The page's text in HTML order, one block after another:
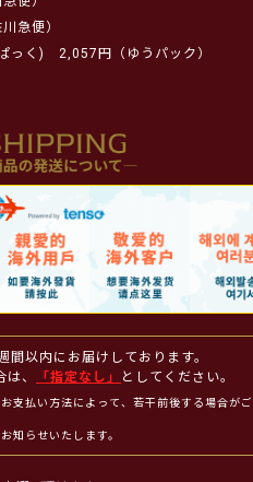
急便）
っく)
2,057円（ゆうパック）
以内にお届けしております。
、
「指定なし」 としてください。
支払い方法によって、若干前後する場合がご
知らせいたします。